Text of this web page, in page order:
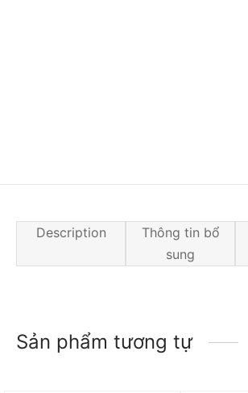
Description
Thông tin bổ
sung
Sản phẩm tương tự